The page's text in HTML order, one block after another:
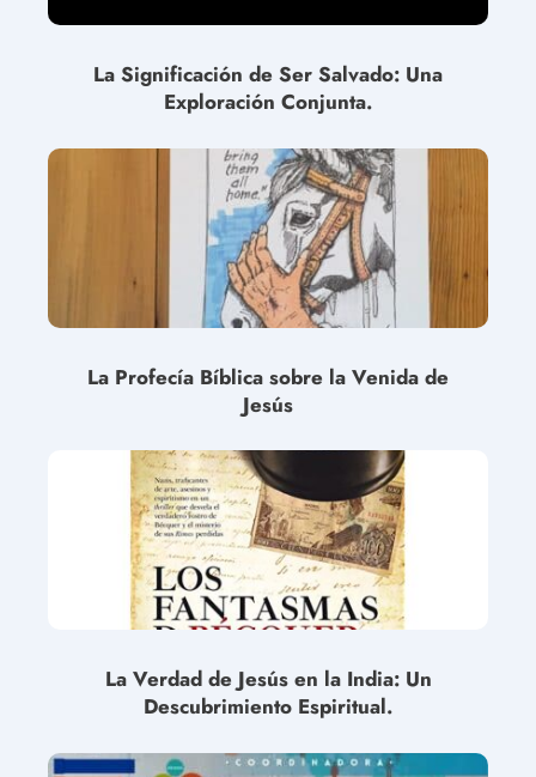
La Significación de Ser Salvado: Una
Exploración Conjunta.
La Profecía Bíblica sobre la Venida de
Jesús
La Verdad de Jesús en la India: Un
Descubrimiento Espiritual.